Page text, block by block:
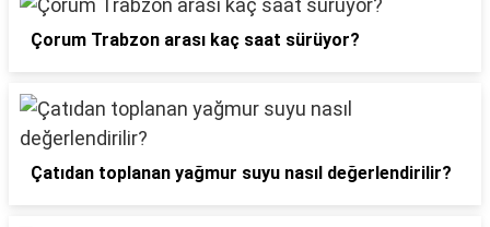
Çorum Trabzon arası kaç saat sürüyor?
Çatıdan toplanan yağmur suyu nasıl değerlendirilir?